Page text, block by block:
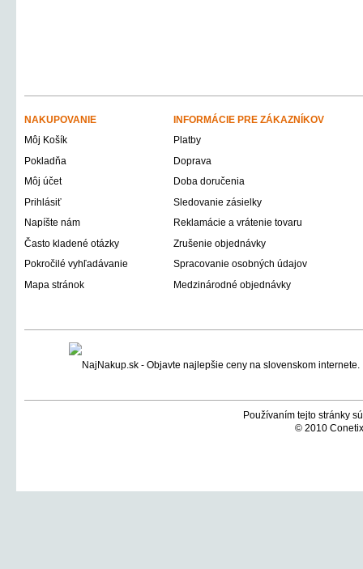
NAKUPOVANIE
INFORMÁCIE PRE ZÁKAZNÍKOV
Môj Košík
Platby
Pokladňa
Doprava
Môj účet
Doba doručenia
Prihlásiť
Sledovanie zásielky
Napíšte nám
Reklamácie a vrátenie tovaru
Často kladené otázky
Zrušenie objednávky
Pokročilé vyhľadávanie
Spracovanie osobných údajov
Mapa stránok
Medzinárodné objednávky
Používaním tejto stránky
© 2010